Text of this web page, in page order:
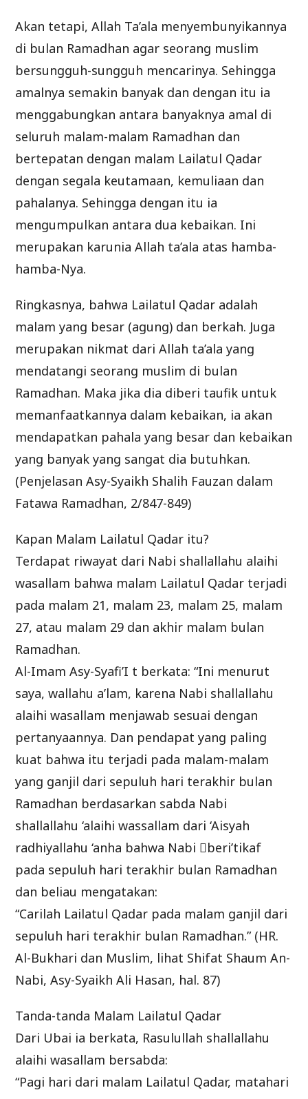
Akan tetapi, Allah Ta’ala menyembunyikannya
di bulan Ramadhan agar seorang muslim
bersungguh-sungguh mencarinya. Sehingga
amalnya semakin banyak dan dengan itu ia
menggabungkan antara banyaknya amal di
seluruh malam-malam Ramadhan dan
bertepatan dengan malam Lailatul Qadar
dengan segala keutamaan, kemuliaan dan
pahalanya. Sehingga dengan itu ia
mengumpulkan antara dua kebaikan. Ini
merupakan karunia Allah ta’ala atas hamba-
hamba-Nya.
Ringkasnya, bahwa Lailatul Qadar adalah
malam yang besar (agung) dan berkah. Juga
merupakan nikmat dari Allah ta’ala yang
mendatangi seorang muslim di bulan
Ramadhan. Maka jika dia diberi taufik untuk
memanfaatkannya dalam kebaikan, ia akan
mendapatkan pahala yang besar dan kebaikan
yang banyak yang sangat dia butuhkan.
(Penjelasan Asy-Syaikh Shalih Fauzan dalam
Fatawa Ramadhan, 2/847-849)
Kapan Malam Lailatul Qadar itu?
Terdapat riwayat dari Nabi shallallahu alaihi
wasallam bahwa malam Lailatul Qadar terjadi
pada malam 21, malam 23, malam 25, malam
27, atau malam 29 dan akhir malam bulan
Ramadhan.
Al-Imam Asy-Syafi’I t berkata: “Ini menurut
saya, wallahu a’lam, karena Nabi shallallahu
alaihi wasallam menjawab sesuai dengan
pertanyaannya. Dan pendapat yang paling
kuat bahwa itu terjadi pada malam-malam
yang ganjil dari sepuluh hari terakhir bulan
Ramadhan berdasarkan sabda Nabi
shallallahu ‘alaihi wassallam dari ‘Aisyah
radhiyallahu ‘anha bahwa Nabi beri’tikaf
pada sepuluh hari terakhir bulan Ramadhan
dan beliau mengatakan:
“Carilah Lailatul Qadar pada malam ganjil dari
sepuluh hari terakhir bulan Ramadhan.” (HR.
Al-Bukhari dan Muslim, lihat Shifat Shaum An-
Nabi, Asy-Syaikh Ali Hasan, hal. 87)
Tanda-tanda Malam Lailatul Qadar
Dari Ubai ia berkata, Rasulullah shallallahu
alaihi wasallam bersabda:
“Pagi hari dari malam Lailatul Qadar, matahari